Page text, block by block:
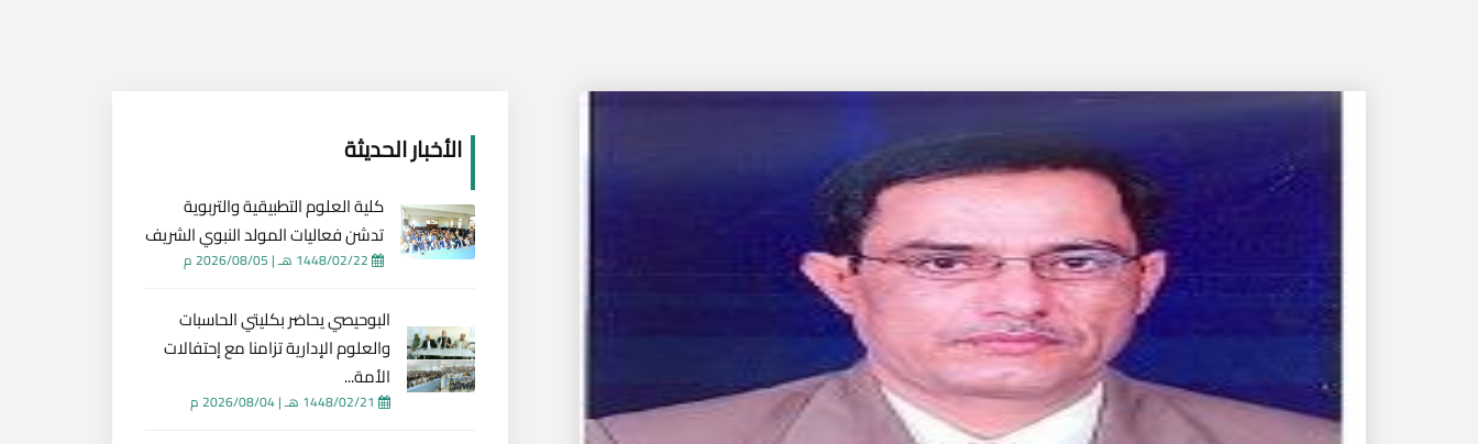
الأخبار الحديثة
كلية العلوم التطبيقية والتربوية
تدشن فعاليات المولد النبوي الشريف
1448/02/22 هـ | 2026/08/05 م
البوحيصي يحاضر بكليتي الحاسبات
والعلوم الإدارية تزامنا مع إحتفالات
الأمة...
|2026/08/04 م